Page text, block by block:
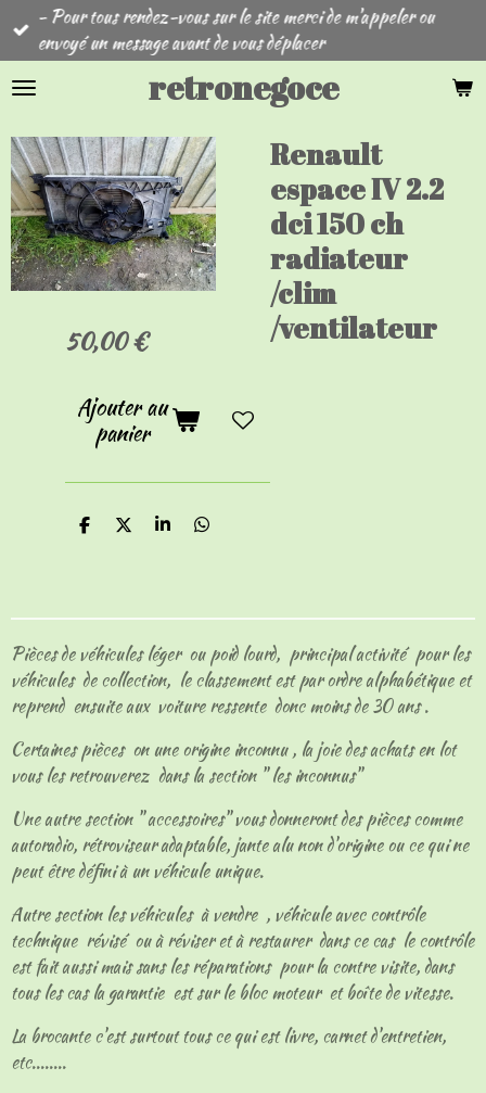
Passer
principal
retronegoce
- Pour tous rendez-vous sur le site merci de m'appeler ou
envoyé un message avant de vous déplacer
Renault
espace IV 2.2
dci 150 ch
radiateur
/clim
/ventilateur
50,00 €
Ajouter au
panier
P
g
r
P
g
r
P
g
r
P
g
r
Pièces de véhicules léger ou poid lourd, principal activité pour les
véhicules de collection, le classement est par ordre alphabétique et
reprend ensuite aux voiture ressente donc moins de 30 ans .
Certaines pièces on une origine inconnu , la joie des achats en lot
vous les retrouverez dans la section " les inconnus"
Une autre section " accessoires" vous donneront des pièces comme
autoradio, rétroviseur adaptable, jante alu non d'origine ou ce qui ne
peut être défini à un véhicule unique.
Autre section les véhicules à vendre , véhicule avec contrôle
technique révisé ou à réviser et à restaurer dans ce cas le contrôle
est fait aussi mais sans les réparations pour la contre visite, dans
tous les cas la garantie est sur le bloc moteur et boîte de vitesse.
La brocante c'est surtout tous ce qui est livre, carnet d'entretien,
etc........